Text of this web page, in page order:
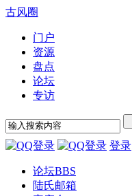
古风圈
门户
资源
盘点
论坛
专访
登录
论坛BBS
陆氏邮箱